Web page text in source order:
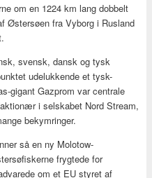
om en 1224 km lang dobbelt
Østersøen fra Vyborg i Rusland
svensk, dansk og tysk
udelukkende et tysk-
gigant Gazprom var centrale
i selskabet Nord Stream,
bekymringer.
så en ny Molotow-
frygtede for
om et EU styret af